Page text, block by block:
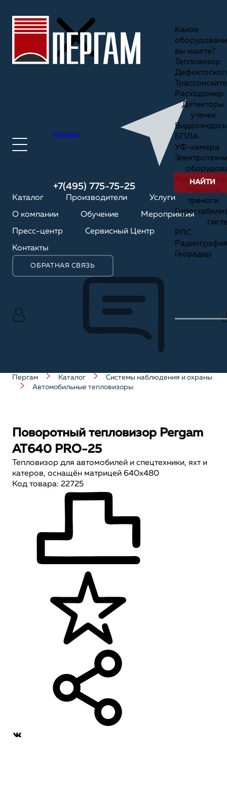
Москва
+7(495) 775-75-25
Каталог Производители Услуги
О компании Обучение Мероприятия
Пресс-центр Сервисный Центр
Контакты
ОБРАТНАЯ СВЯЗЬ
Какое
вы ищете?
Тепловизор
Дефектоскоп
Расходомер
Детекторы
утечек
БПЛА
УФ-камера
Анализаторы
треноги
РЛС
Георадар
НАЙТИ
Пергам Каталог
Системы наблюдения и охраны
Автомобильные тепловизоры
Поворотный тепловизор Pergam
AT640 PRO-25
Тепловизор для автомобилей и спецтехники, яхт и
катеров, оснащён матрицей 640х480
Код товара: 22725